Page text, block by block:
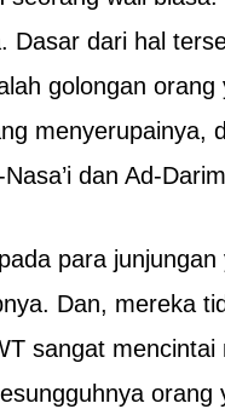
dari hal
golongan
menyerupainya,
dan Ad-
para
Dan, mereka
sangat